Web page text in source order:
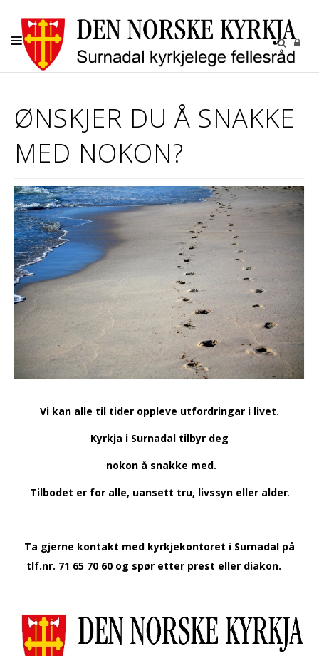
BARN OG UNGE
KYRKJENE
KYRKJEGARDANE
UTLEIGE
ØNSKJER DU Å SNAKKE
MED NOKON?
Vi kan alle til tider oppleve utfordringar i livet.
Kyrkja i Surnadal tilbyr deg
nokon å snakke med.
Tilbodet er for alle, uansett tru, livssyn eller alder.
Ta gjerne kontakt med kyrkjekontoret i Surnadal på
tlf.nr. 71 65 70 60 og spør etter prest eller diakon.